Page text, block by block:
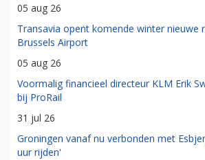
05 aug 26
Transavia opent komende winter nieuwe
Brussels Airport
05 aug 26
Voormalig financieel directeur KLM Erik
bij ProRail
31 jul 26
Groningen vanaf nu verbonden met
uur rijden'